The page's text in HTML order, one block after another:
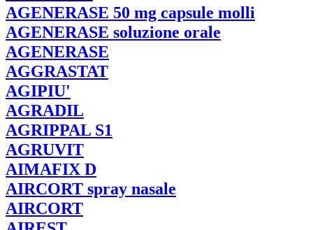
AGENERASE 50 mg capsule molli
AGENERASE soluzione orale
AGENERASE
AGGRASTAT
AGIPIU'
AGRADIL
AGRIPPAL S1
AGRUVIT
AIMAFIX D
AIRCORT spray nasale
AIRCORT